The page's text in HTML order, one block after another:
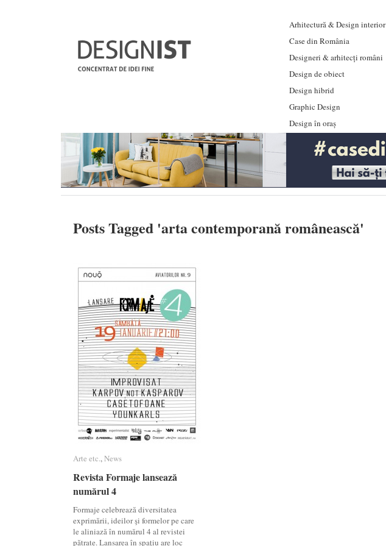
Arhitectură & Design interior
Case din România
Designeri & arhitecți români
Design de obiect
Design hibrid
Graphic Design
Design în oraș
Posts Tagged 'arta contemporană românească'
Arte etc.,News
Revista Formaje lansează
numărul 4
Formaje celebrează diversitatea
exprimării, ideilor şi formelor pe care
le aliniază în numărul 4 al revistei
pătrate. Lansarea în spaţiu are loc
Arte etc. News
Revista Formaje lansează
numărul 4